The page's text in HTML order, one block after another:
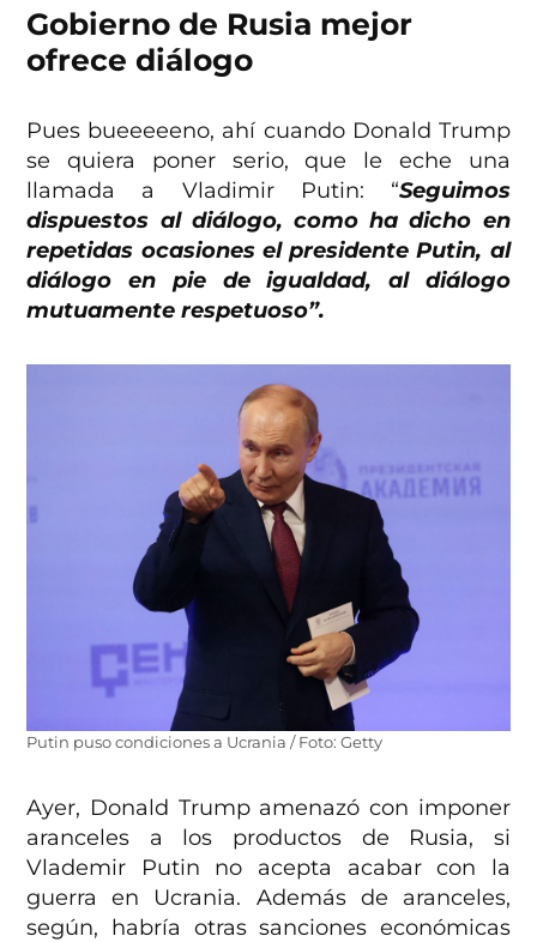
Gobierno de Rusia mejor
ofrece diálogo
Pues bueeeeeno, ahí cuando Donald Trump
se quiera poner serio, que le eche una
llamada a Vladimir Putin: “Seguimos
dispuestos al diálogo, como ha dicho en
repetidas ocasiones el presidente Putin, al
diálogo en pie de igualdad, al diálogo
mutuamente respetuoso”.
Putin puso condiciones a Ucrania / Foto: Getty
Ayer, Donald Trump amenazó con imponer
aranceles a los productos de Rusia, si
Vlademir Putin no acepta acabar con la
guerra en Ucrania. Además de aranceles,
según, habría otras sanciones económicas